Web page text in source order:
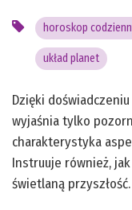
horoskop
układ planet
Dzięki
wyjaśnia tylko
charakterystyka
Instruuje również,
świetlaną